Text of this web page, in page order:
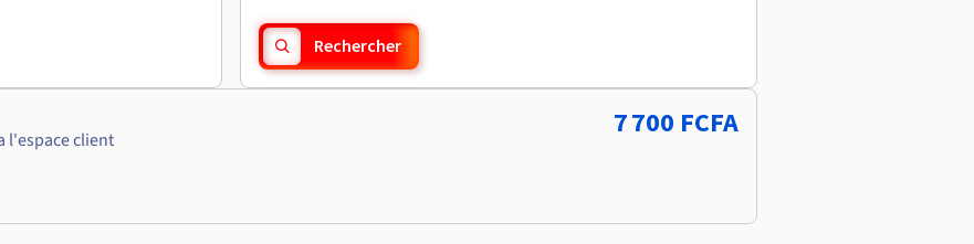
Rechercher
l'espace client
7 700 FCFA